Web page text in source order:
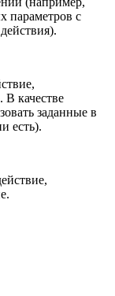
параметров с
качестве
заданные в
есть).